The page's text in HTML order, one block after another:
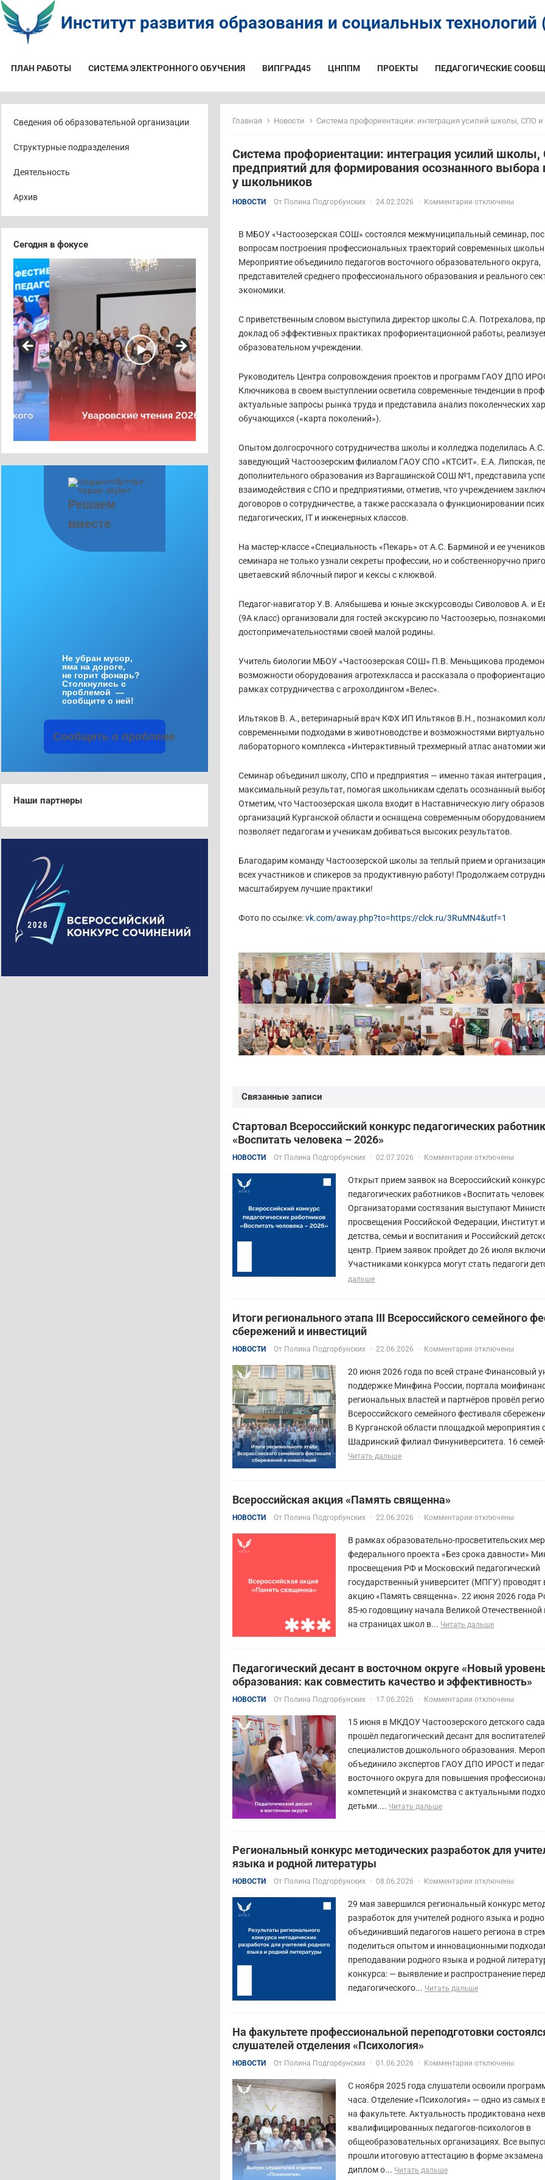
Институт развития образования и социальных технологий
ПЛАН РАБОТЫ СИСТЕМА ЭЛЕКТРОННОГО ОБУЧЕНИЯ ВИПГРАД45 ЦНППМ ПРОЕКТЫ ПЕДАГОГИЧЕСКИЕ
Сведения об образовательной организации
Структурные подразделения
Деятельность
Архив
Сегодня в фокусе
Решаем
вместе
Не убран мусор,
яма на дороге,
не горит фонарь?
Столкнулись с
проблемой —
сообщите о ней!
Сообщить о проблеме
Наши партнеры
Главная Новости Система профориентации: интеграция усилий школы, СПО и предприятий для формирования осознанного
Система профориентации: интеграция усилий
предприятий для формирования осознанного выбора
у школьников
НОВОСТИ От Полина Подгорбунских · 24.02.2026 · Комментарии отключены
В МБОУ «Частоозерская СОШ» состоялся межмуниципальный семинар,
вопросам построения профессиональных траекторий современных
Мероприятие объединило педагогов восточного образовательного округа,
представителей среднего профессионального образования и реального
экономики.
С приветственным словом выступила директор школы С.А. Потрехалова,
доклад об эффективных практиках профориентационной работы,
образовательном учреждении.
Руководитель Центра сопровождения проектов и программ ГАОУ ДПО
Ключникова в своем выступлении осветила современные тенденции в
актуальные запросы рынка труда и представила анализ поколенческих
обучающихся («карта поколений»).
Опытом долгосрочного сотрудничества школы и колледжа поделилась
заведующий Частоозерским филиалом ГАОУ СПО «КТСИТ». Е.А. Липская,
дополнительного образования из Варгашинской СОШ №1, представила
взаимодействия с СПО и предприятиями, отметив, что учреждением
договоров о сотрудничестве, а также рассказала о функционировании
педагогических, IT и инженерных классов.
На мастер-классе «Специальность «Пекарь» от А.С. Барминой и ее
семинара не только узнали секреты профессии, но и собственноручно
цветаевский яблочный пирог и кексы с клюквой.
Педагог-навигатор У.В. Алябышева и юные экскурсоводы Сиволовов А. и
(9А класс) организовали для гостей экскурсию по Частоозерью,
достопримечательностями своей малой родины.
Учитель биологии МБОУ «Частоозерская СОШ» П.В. Меньщикова
возможности оборудования агротехкласса и рассказала о
рамках сотрудничества с агрохолдингом «Велес».
Ильтяков В. А., ветеринарный врач КФХ ИП Ильтяков В.Н., познакомил
современными подходами в животноводстве и возможностями
лабораторного комплекса «Интерактивный трехмерный атлас анатомии
Семинар объединил школу, СПО и предприятия — именно такая интеграция
максимальный результат, помогая школьникам сделать осознанный
Отметим, что Частоозерская школа входит в Наставническую лигу
организаций Курганской области и оснащена современным
позволяет педагогам и ученикам добиваться высоких результатов.
Благодарим команду Частоозерской школы за теплый прием и
всех участников и спикеров за продуктивную работу! Продолжаем
масштабируем лучшие практики!
Фото по ссылке:vk.com/away.php?to=https://clck.ru/3RuMN4&utf=1
Связанные записи
Стартовал Всероссийский конкурс педагогических
«Воспитать человека – 2026»
НОВОСТИ От Полина Подгорбунских · 02.07.2026 · Комментарии отключены
Открыт прием заявок на Всероссийский конкурс
педагогических работников «Воспитать
Организаторами состязания выступают
просвещения Российской Федерации, Институт
детства, семьи и воспитания и Российский
центр. Прием заявок пройдет до 26 июля
Участниками конкурса могут стать педагоги
дальше
Итоги регионального этапа III Всероссийского семейного
сбережений и инвестиций
НОВОСТИ От Полина Подгорбунских · 22.06.2026 · Комментарии отключены
20 июня 2026 года по всей стране Финансовый
поддержке Минфина России, портала
региональных властей и партнёров провёл
Всероссийского семейного фестиваля
В Курганской области площадкой мероприятия
Шадринский филиал Финуниверситета. 16
Читать дальше
Всероссийская акция «Память священна»
НОВОСТИ От Полина Подгорбунских · 22.06.2026 · Комментарии отключены
В рамках образовательно-просветительских
федерального проекта «Без срока давности»
просвещения РФ и Московский педагогический
государственный университет (МПГУ) проводят
акцию «Память священна». 22 июня 2026 года
85-ю годовщину начала Великой
на страницах школ в... Читать дальше
Педагогический десант в восточном округе «Новый
образования: как совместить качество и эффективность»
НОВОСТИ От Полина Подгорбунских · 17.06.2026 · Комментарии отключены
15 июня в МКДОУ Частоозерского детского
прошёл педагогический десант для
специалистов дошкольного образования.
объединило экспертов ГАОУ ДПО ИРОСТ и
восточного округа для повышения
компетенций и знакомства с актуальными
детьми.... Читать дальше
Региональный конкурс методических разработок для
языка и родной литературы
НОВОСТИ От Полина Подгорбунских · 08.06.2026 · Комментарии отключены
29 мая завершился региональный конкурс
разработок для учителей родного языка и
объединивший педагогов нашего региона в
поделиться опытом и инновационными
преподавании родного языка и родной
конкурса: — выявление и распространение
педагогического... Читать дальше
На факультете профессиональной переподготовки
слушателей отделения «Психология»
НОВОСТИ От Полина Подгорбунских · 01.06.2026 · Комментарии отключены
С ноября 2025 года слушатели освоили
часа. Отделение «Психология» — одно из самых
на факультете. Актуальность продиктована
квалифицированных педагогов-психологов в
общеобразовательных организациях. Все
прошли итоговую аттестацию в форме экзамена
диплом о... Читать дальше